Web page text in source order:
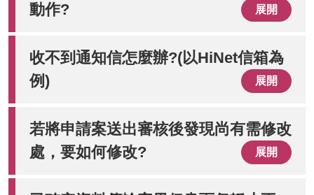
動作?
展開
收不到通知信怎麼辦?(以HiNet信箱為
例)
展開
若將申請案送出審核後發現尚有需修改
處，要如何修改?
展開